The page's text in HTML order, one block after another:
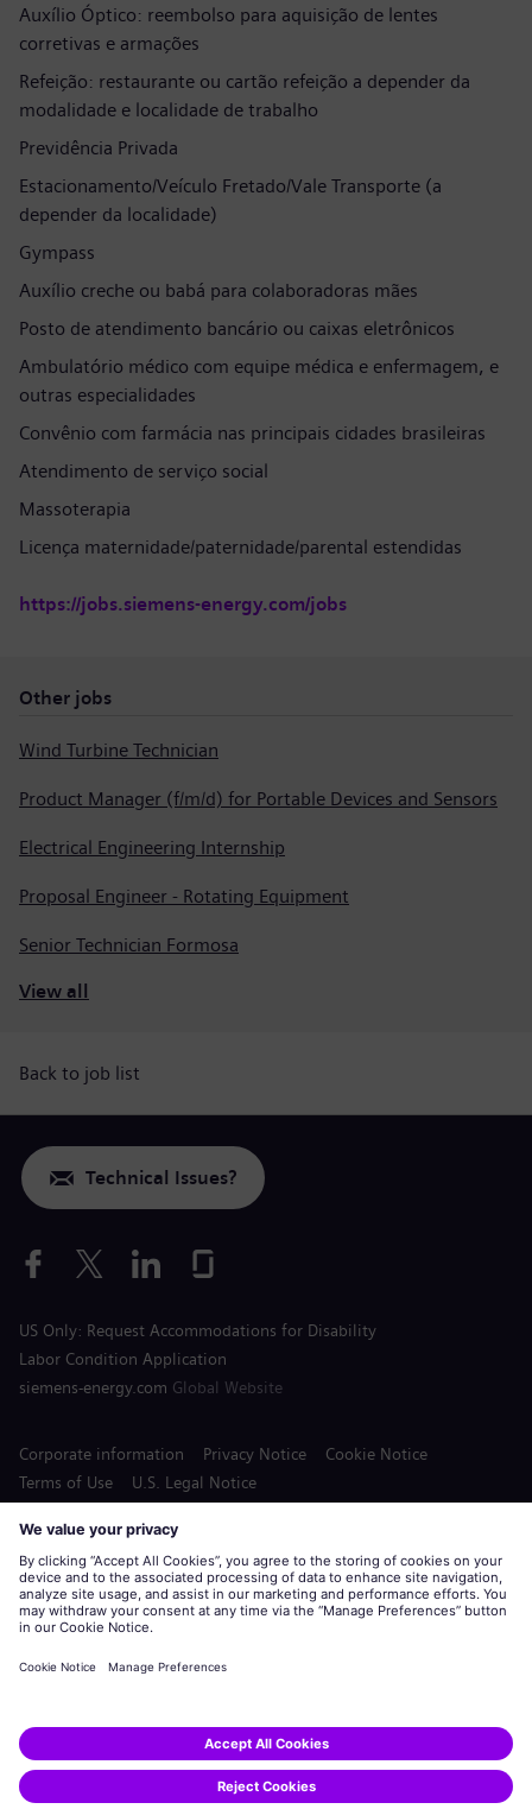
Auxílio Óptico: reembolso para aquisição de lentes
corretivas e armações
Refeição: restaurante ou cartão refeição a depender da
modalidade e localidade de trabalho
Previdência Privada
Estacionamento/Veículo Fretado/Vale Transporte (a
depender da localidade)
Gympass
Auxílio creche ou babá para colaboradoras mães
Posto de atendimento bancário ou caixas eletrônicos
Ambulatório médico com equipe médica e enfermagem, e
outras especialidades
Convênio com farmácia nas principais cidades brasileiras
Atendimento de serviço social
Massoterapia
Licença maternidade/paternidade/parental estendidas
https://jobs.siemens-energy.com/jobs
Share this job:
Other jobs
Wind Turbine Technician
Product Manager (f/m/d) for Portable Devices and Sensors
Electrical Engineering Internship
Proposal Engineer - Rotating Equipment
Senior Technician Formosa
View all
Back to job list
Technical Issues?
US Only: Request Accommodations for Disability
Labor Condition Application
siemens-energy.com Global Website
Corporate information Privacy Notice
Cookie Notice
Terms of Use
U.S. Legal Notice
Siemens Energy is a trademark licensed by Siemens AG.
© Siemens Energy, 2020 - 2026